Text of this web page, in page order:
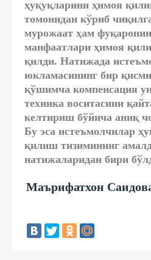
ҳуқуқларини ҳимоя
томонидан кўриб
мурожаат ҳам
манфаатлари ҳимоя
қилди. Натижада
юкламасининг бир
қўшимча компенсация
техника воситасини
келтириш бўйича аниқ
Бу эса истеъмолчилар
қилиш тизимининг
натижаларидан бири
Маърифатхон